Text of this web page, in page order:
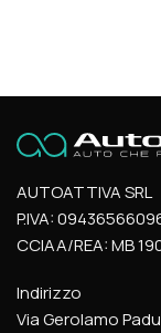
AUTOATTIVA SRL
P.IVA:
CCIAA/REA: MB
Indirizzo
Via Gerolamo